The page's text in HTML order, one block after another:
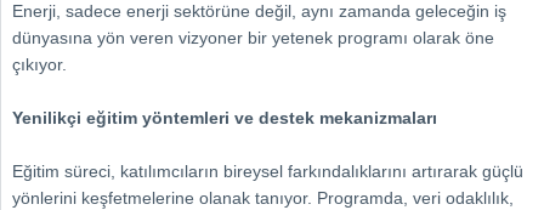
Enerji, sadece enerji sektörüne değil, aynı zamanda geleceğin iş
dünyasına yön veren vizyoner bir yetenek programı olarak öne
çıkıyor.
Yenilikçi eğitim yöntemleri ve destek mekanizmaları
Eğitim süreci, katılımcıların bireysel farkındalıklarını artırarak güçlü
yönlerini keşfetmelerine olanak tanıyor. Programda, veri odaklılık,